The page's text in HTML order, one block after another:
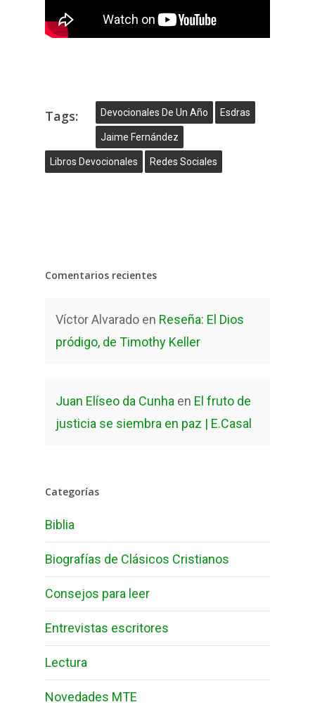
Tags: Devocionales De Un Año Esdras
Jaime Fernández
Libros Devocionales Redes Sociales
Comentarios recientes
Víctor Alvarado en Reseña: El Dios
pródigo, de Timothy Keller
Juan Elíseo da Cunha en El fruto de
justicia se siembra en paz | E.Casal
Categorías
Biblia
Biografías de Clásicos Cristianos
Consejos para leer
Entrevistas escritores
Lectura
Novedades MTE